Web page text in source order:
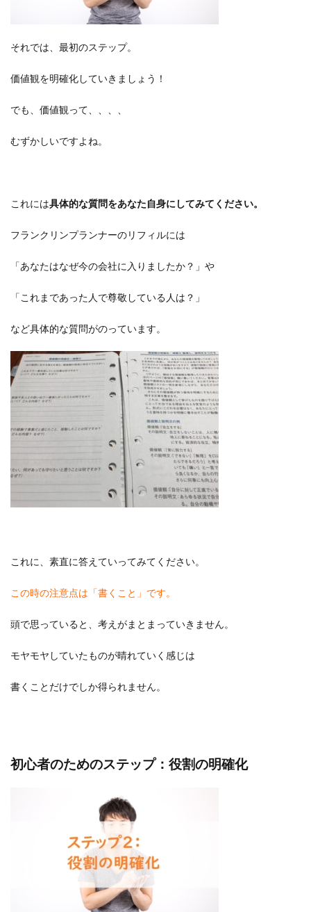
それでは、最初のステップ。
価値観を明確化していきましょう！
でも、価値観って、、、、
むずかしいですよね。
これには具体的な質問をあなた自身にしてみてください。
フランクリンプランナーのリフィルには
「あなたはなぜ今の会社に入りましたか？」や
「これまであった人で尊敬している人は？」
など具体的な質問がのっています。
これに、素直に答えていってみてください。
この時の注意点は「書くこと」です。
頭で思っていると、考えがまとまっていきません。
モヤモヤしていたものが晴れていく感じは
書くことだけでしか得られません。
初心者のためのステップ：役割の明確化